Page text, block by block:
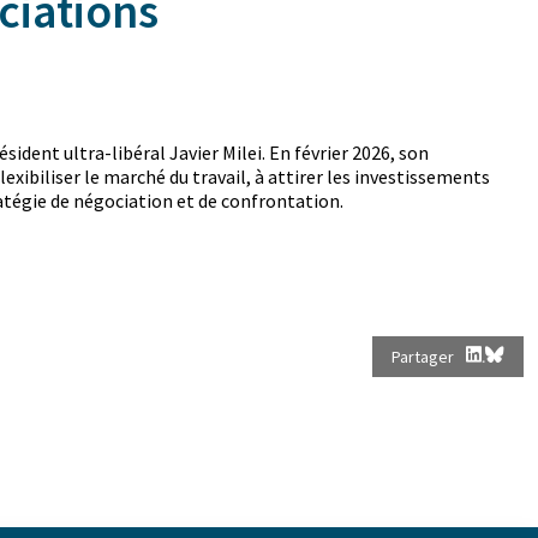
ultra-libéral Javier Milei. En février 2026, son
le marché du travail, à attirer les investissements
de négociation et de confrontation.
Partager